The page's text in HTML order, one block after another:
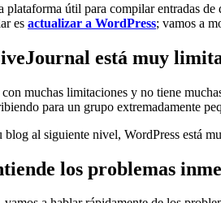
plataforma útil para compilar entradas
es actualizar a WordPress; vamos a
está muy
muchas limitaciones y no tiene
para un grupo extremadamente
blog al siguiente nivel, WordPress está
los problemas